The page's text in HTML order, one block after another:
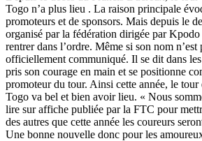
Togo n’a plus lieu . La raison principale
promoteurs et de sponsors. Mais depuis le
organisé par la fédération dirigée par
rentrer dans l’ordre. Même si son nom n’est
officiellement communiqué. Il se dit dans
pris son courage en main et se positionne
promoteur du tour. Ainsi cette année, le
Togo va bel et bien avoir lieu. « Nous
lire sur affiche publiée par la FTC pour
des autres que cette année les coureurs
Une bonne nouvelle donc pour les